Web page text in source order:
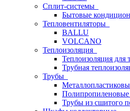
Сплит-системы
Бытовые
Тепловентиляторы
BALLU
VOLCANO
Теплоизоляция
Теплоизоляция для
Трубная
Трубы
Трубы из сшитого